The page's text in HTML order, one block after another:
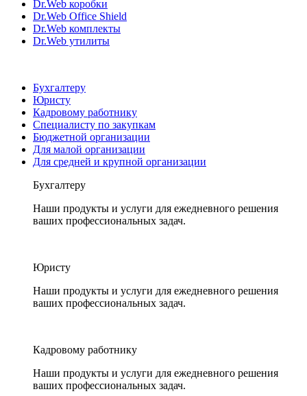
Dr.Web коробки
Dr.Web Office Shield
Dr.Web комплекты
Dr.Web утилиты
Бухгалтеру
Юристу
Кадровому работнику
Специалисту по закупкам
Бюджетной организации
Для малой организации
Для средней и крупной организации
Бухгалтеру
Наши продукты и услуги для ежедневного решения
ваших профессиональных задач.
Юристу
Наши продукты и услуги для ежедневного решения
ваших профессиональных задач.
Кадровому работнику
Наши продукты и услуги для ежедневного решения
ваших профессиональных задач.